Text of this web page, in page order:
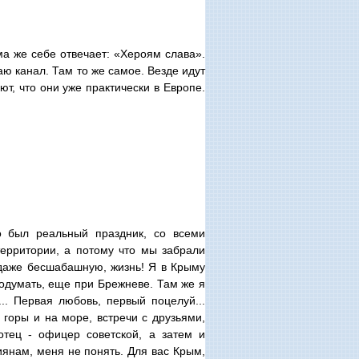
же себе отвечает: «Хероям слава».
канал. Там то же самое. Везде идут
что они уже практически в Европе.
реальный праздник, со всеми
а потому что мы забрали
бесшабашную, жизнь! Я в Крыму
еще при Брежневе. Там же я
Первая любовь, первый поцелуй...
и на море, встречи с друзьями,
- офицер советской, а затем и
меня не понять. Для вас Крым,